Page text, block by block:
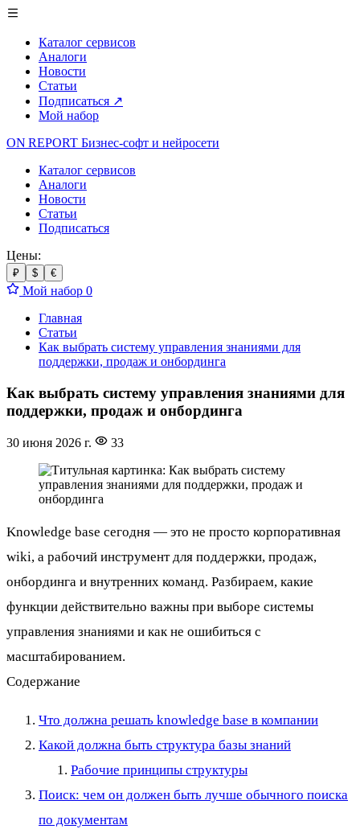
Каталог сервисов
Аналоги
Новости
Статьи
Подписаться ↗
Мой набор
ON REPORT Бизнес-софт и нейросети
Каталог сервисов
Аналоги
Новости
Статьи
Подписаться
Цены:
₽ $ €
Мой набор 0
Главная
Статьи
Как выбрать систему управления знаниями для
поддержки, продаж и онбординга
Как выбрать систему управления знаниями для
поддержки, продаж и онбординга
30 июня 2026 г. 33
Knowledge base сегодня — это не просто корпоративная
wiki, а рабочий инструмент для поддержки, продаж,
онбординга и внутренних команд. Разбираем, какие
функции действительно важны при выборе системы
управления знаниями и как не ошибиться с
масштабированием.
Содержание
Что должна решать knowledge base в компании
Какой должна быть структура базы знаний
Рабочие принципы структуры
Поиск: чем он должен быть лучше обычного поиска
по документам